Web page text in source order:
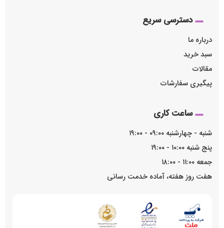
دسترسی سریع
درباره ما
سبد خرید
مقالات
پیگیری سفارشات
ساعت کاری
شنبه - چهارشنبه ۰۹:۰۰ - ۱۹:۰۰
پنج شنبه ۱۰:۰۰ - ۱۹:۰۰
جمعه ۱۱:۰۰ - ۱۸:۰۰
هفت روز هفته، آماده خدمت رسانی